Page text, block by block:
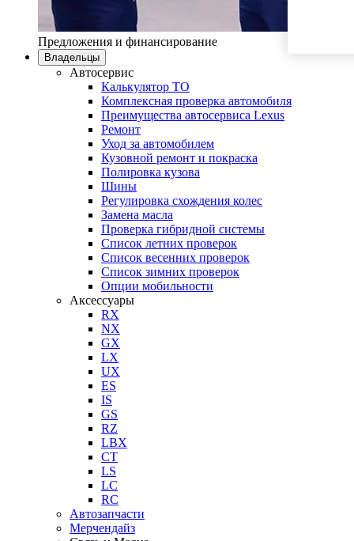
Предложения и финансирование
Владельцы
Автосервис
Калькулятор ТО
Комплексная проверка автомобиля
Преимущества автосервиса Lexus
Ремонт
Уход за автомобилем
Кузовной ремонт и покраска
Полировка кузова
Шины
Регулировка схождения колес
Замена масла
Проверка гибридной системы
Список летних проверок
Список весенних проверок
Список зимних проверок
Опции мобильности
Аксессуары
RX
NX
GX
LX
UX
ES
IS
GS
RZ
LBX
CT
LS
LC
RC
Автозапчасти
Мерчендайз